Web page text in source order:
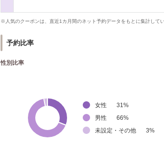
※人気のクーポンは、直近1カ月間のネット予約データをもとに集計してい
予約比率
性別比率
女性 31 %
男性
66%
未設定・その他
3%